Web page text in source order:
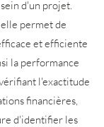
d'un projet.
permet de
et efficiente
la performance
l'exactitude
financières,
d'identifier les